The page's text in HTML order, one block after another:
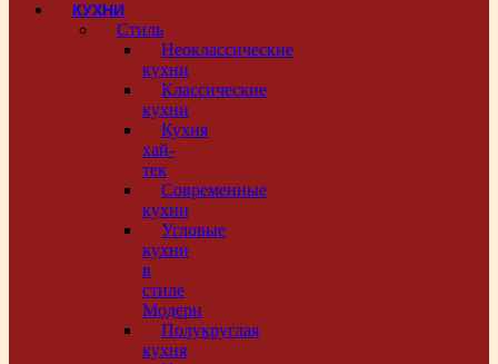
КУХНИ
Стиль
Неоклассические
кухни
Классические
кухни
Кухня
хай-
тек
Современные
кухни
Угловые
кухни
в
стиле
Модерн
Полукруглая
кухня